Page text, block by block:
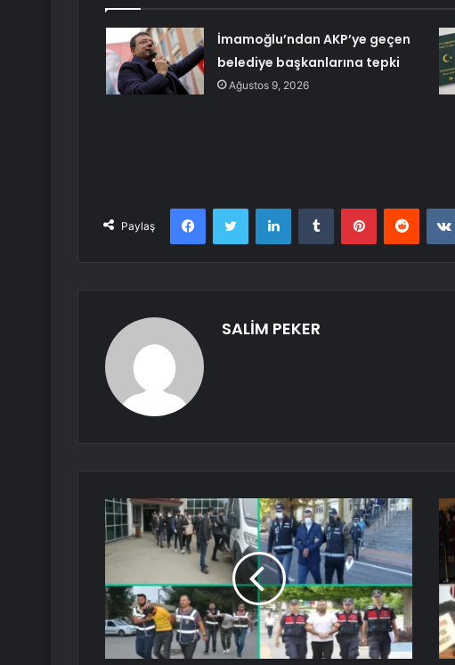
İmamoğlu’ndan AKP’ye geçen
belediye başkanlarına tepki
Ağustos 9, 2026
Paylaş
FacebookTwitter LinkedInTumblr PinterestReddit
SALİM PEKER